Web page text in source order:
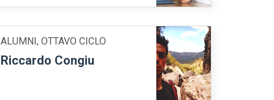
ALUMNI, OTTAVO CICLO
Riccardo Congiu